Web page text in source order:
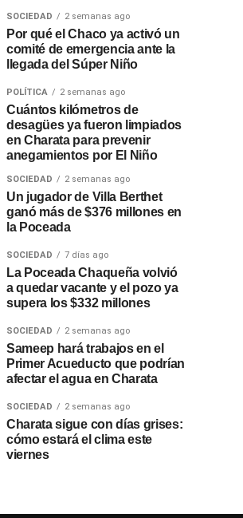
SOCIEDAD 2 semanas ago
Por qué el Chaco ya activó un
comité de emergencia ante la
llegada del Súper Niño
POLÍTICA 2 semanas ago
Cuántos kilómetros de
desagües ya fueron limpiados
en Charata para prevenir
anegamientos por El Niño
SOCIEDAD 2 semanas ago
Un jugador de Villa Berthet
ganó más de $376 millones en
la Poceada
SOCIEDAD 7 días ago
La Poceada Chaqueña volvió
a quedar vacante y el pozo ya
supera los $332 millones
SOCIEDAD 2 semanas ago
Sameep hará trabajos en el
Primer Acueducto que podrían
afectar el agua en Charata
SOCIEDAD 2 semanas ago
Charata sigue con días grises:
cómo estará el clima este
viernes